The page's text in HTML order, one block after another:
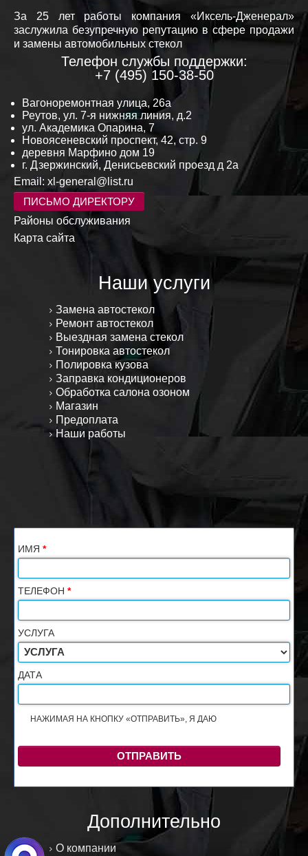
За 25 лет работы компания «Иксель-Дженерал»
заслужила безупречную репутацию в сфере продажи
и замены автомобильных стекол
Телефон службы поддержки:
+7 (495) 150-38-50
Вагоноремонтная улица, 26а
Реутов, ул. 7-я нижняя линия, д.2
ул. Академика Опарина, 7
Новоясеневский проспект, 42, стр. 9
деревня Марфино дом 19
г. Дзержинский, Денисьевский проезд д 2а
Email: xl-general@list.ru
ПИСЬМО ДИРЕКТОРУ
Районы обслуживания
Карта сайта
Наши услуги
Замена автостекол
Ремонт автостекол
Выездная замена стекол
Тонировка автостекол
Полировка кузова
Заправка кондиционеров
Обработка салона озоном
Магазин
Предоплата
Наши работы
ИМЯ *
ТЕЛЕФОН *
УСЛУГА
ДАТА
НАЖИМАЯ НА КНОПКУ «ОТПРАВИТЬ», Я ДАЮ
ОТПРАВИТЬ
Дополнительно
О компании